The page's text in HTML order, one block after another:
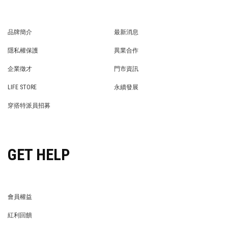
品牌簡介
最新消息
隱私權保護
異業合作
企業徵才
門市資訊
LIFE STORE
永續發展
穿搭特派員招募
GET HELP
會員權益
紅利回饋